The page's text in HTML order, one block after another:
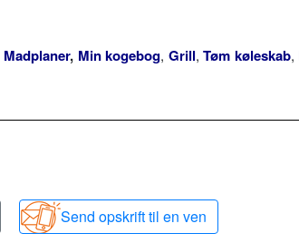
Madplaner, Min kogebog, Grill,Tøm køleskab,
Send opskrift til en ven